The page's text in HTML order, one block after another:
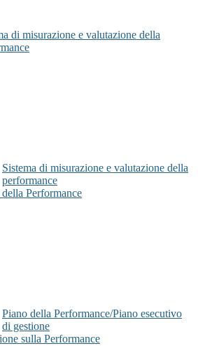
di misurazione e valutazione della
Sistema di misurazione e valutazione della
performance
Performance
Piano della Performance/Piano esecutivo
di gestione
sulla Performance